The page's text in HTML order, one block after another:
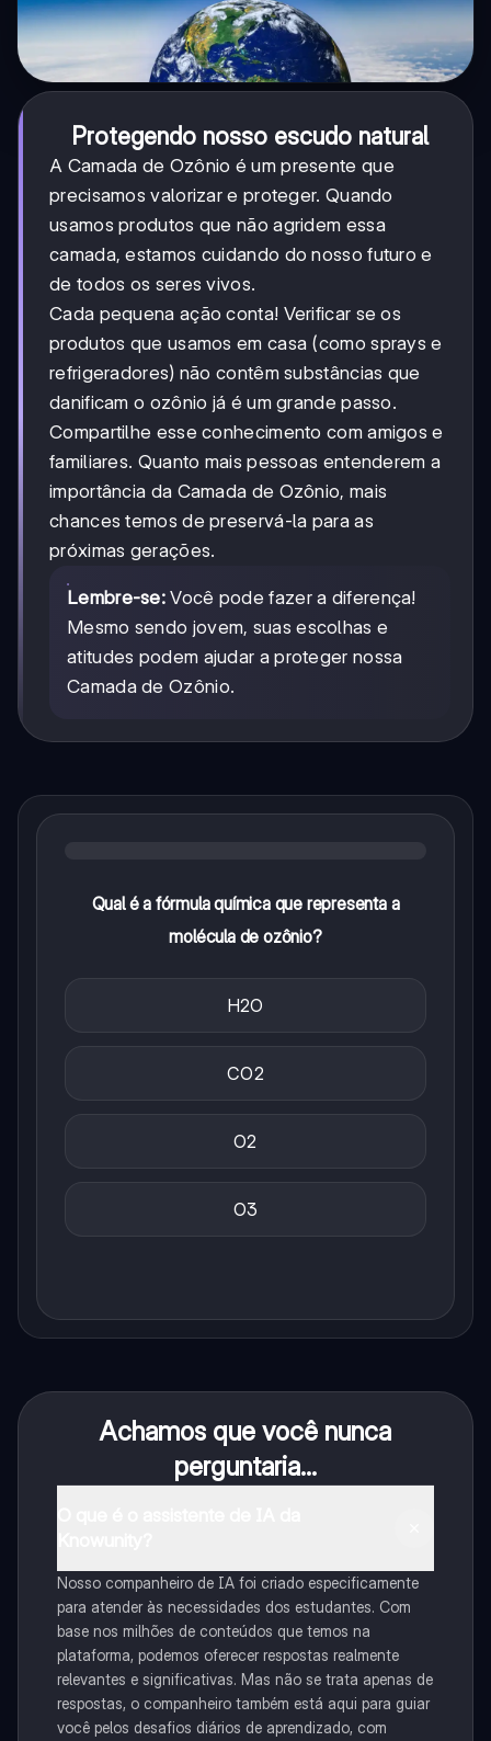
Protegendo nosso escudo natural
A Camada de Ozônio é um presente que
precisamos valorizar e proteger. Quando
usamos produtos que não agridem essa
camada, estamos cuidando do nosso futuro e
de todos os seres vivos.
Cada pequena ação conta! Verificar se os
produtos que usamos em casa (como sprays e
refrigeradores) não contêm substâncias que
danificam o ozônio já é um grande passo.
Compartilhe esse conhecimento com amigos e
familiares. Quanto mais pessoas entenderem a
importância da Camada de Ozônio, mais
chances temos de preservá-la para as
próximas gerações.
Lembre-se: Você pode fazer a diferença!
Mesmo sendo jovem, suas escolhas e
atitudes podem ajudar a proteger nossa
Camada de Ozônio.
Qual é a fórmula química que representa a
molécula de ozônio?
H2O
CO2
O2
O3
Achamos que você nunca
perguntaria...
Nosso companheiro de IA foi criado especificamente
para atender às necessidades dos estudantes. Com
base nos milhões de conteúdos que temos na
plataforma, podemos oferecer respostas realmente
relevantes e significativas. Mas não se trata apenas de
respostas, o companheiro também está aqui para guiar
você pelos desafios diários de aprendizado, com